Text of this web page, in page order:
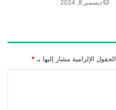
ديسمبر 8, 2024
الحقول الإلزامية مشار إليها بـ *